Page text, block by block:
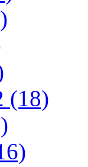
(18)